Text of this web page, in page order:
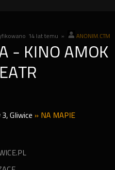
14 lat temu » ANONIM.CTM
- KINO AMOK
3,Gliwice » NA MAPIE